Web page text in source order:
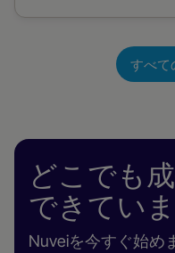
を
す
る
すべて
どこでも
できてい
Nuveiを今すぐ始め